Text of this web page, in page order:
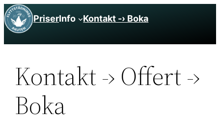
Hoppa
till
PriserInfo Kontakt -› Boka
Kontakt -› Offert -›
Boka